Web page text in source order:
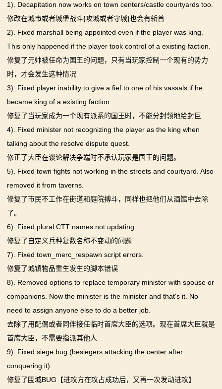
1). Decapitation now works on town centers/castle courtyards too.
修改在城市或者城堡战斗{攻城或者守城}也会有斩首
2). Fixed marshall being appointed even if the player was king.
This only happened if the player took control of a existing faction.
修复了元帅被任命为国王的问题，只有当玩家控制一个现有的势力
时，才会发生这种情况
3). Fixed player inability to give a fief to one of his vassals if he
became king of a existing faction.
修复了当玩家成为一个现有派系的国王时，不能分封领地给封臣
4). Fixed minister not recognizing the player as the king when
talking about the resolve dispute quest.
修正了大臣在谈论解决争端时不承认玩家是国王的问题。
5). Fixed town fights not working in the streets and courtyard. Also
removed it from taverns.
修复了市民不工作在街道和庭院搏斗，同样也把他们从酒馆中去除
了。
6). Fixed plural CTT names not updating.
修复了自定义兵种复数名称不变动的问题
7). Fixed town_merc_respawn script errors.
修复了城镇物品重生发生的脚本错误
8). Removed options to replace temporary minister with spouse or
companions. Now the minister is the minister and that's it. No
need to assign anyone else to do a better job.
去除了用配偶或者同伴接任临时首席大臣的选项。现在首席大臣就是
首席大臣，不需要指派其他人
9). Fixed siege bug (besiegers attacking the center after
conquering it).
修复了围城BUG【进攻方在攻占成功后，又再一次发动进攻】
MOD